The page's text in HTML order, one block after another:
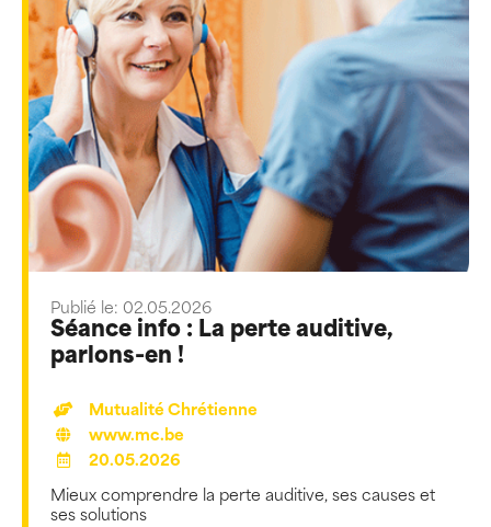
Publié le: 02.05.2026
Séance info : La perte auditive,
parlons-en !
Mutualité Chrétienne
www.mc.be
20.05.2026
Mieux comprendre la perte auditive, ses causes et
ses solutions